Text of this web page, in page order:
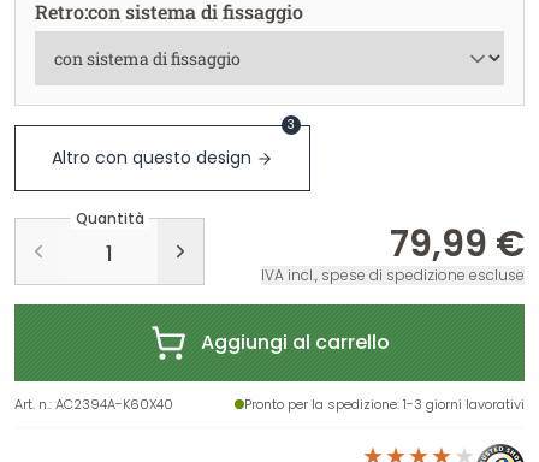
Retro:con sistema di fissaggio
Altro con questo design
3
Quantità
79,99 €
IVA incl., spese di spedizione escluse
Aggiungi al carrello
Art. n.:AC2394A-K60X40 Pronto per la spedizione: 1-3 giorni lavorativi